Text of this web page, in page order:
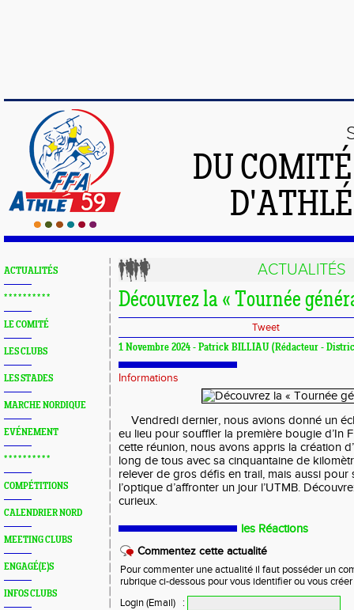
DU
ACTUALITÉS
* * * * * * * * * *
LE COMITÉ
LES CLUBS
LES STADES
MARCHE NORDIQUE
EVÉNEMENT
* * * * * * * * * *
COMPÉTITIONS
CALENDRIER NORD
MEETING CLUBS
ENGAGÉ(E)S
INFOS CLUBS
ACTUALITÉS
Découvrez la « Tournée
Tweet
1 Novembre 2024 - Patrick BILLIAU (Rédacteur -
Informations
Vendredi dernier, nous avions donné un
eu lieu pour souffler la première bougie d’In
cette réunion, nous avons appris la création
long de tous avec sa cinquantaine de
relever de gros défis en trail, mais aussi pour
l’optique d’affronter un jour l’UTMB.
curieux.
les Réactions
Commentez cette actualité
Pour commenter une actualité il faut posséder un
rubrique ci-dessous pour vous identifier ou vous
Login (Email)
: